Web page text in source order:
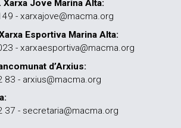
Jove Marina Alta:
- xarxajove@macma.org
Esportiva Marina Alta:
- xarxaesportiva@macma.org
d’Arxius:
83 - arxius@macma.org
37 - secretaria@macma.org